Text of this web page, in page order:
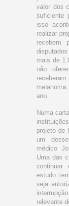
valor dos
suficiente
isso
realizar
recebem
mais de
não
ano.
Numa
projeto de
um
médico
Uma das
continuar
estudo
seja
relevante